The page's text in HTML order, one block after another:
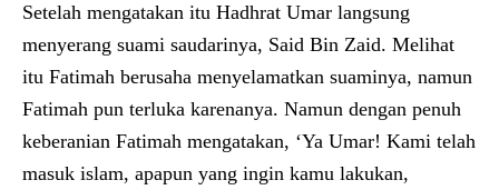
Setelah mengatakan itu Hadhrat Umar langsung
menyerang suami saudarinya, Said Bin Zaid. Melihat
itu Fatimah berusaha menyelamatkan suaminya, namun
Fatimah pun terluka karenanya. Namun dengan penuh
keberanian Fatimah mengatakan, ‘Ya Umar! Kami telah
masuk islam, apapun yang ingin kamu lakukan,